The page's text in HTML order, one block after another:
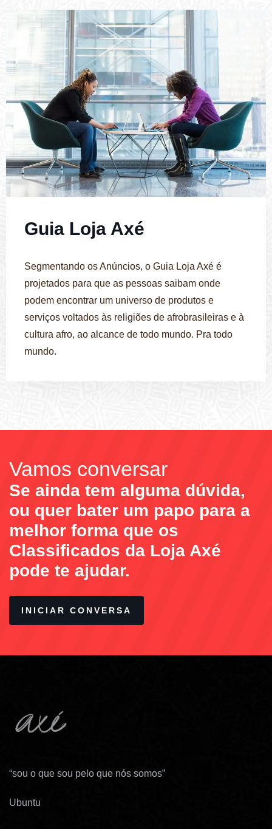
Guia Loja Axé
Segmentando os Anúncios, o Guia Loja Axé é
projetados para que as pessoas saibam onde
podem encontrar um universo de produtos e
serviços voltados às religiões de afrobrasileiras e à
cultura afro, ao alcance de todo mundo. Pra todo
mundo.
Vamos conversar
Se ainda tem alguma dúvida,
ou quer bater um papo para a
melhor forma que os
Classificados da Loja Axé
pode te ajudar.
INICIAR CONVERSA
“sou o que sou pelo que nós somos”
Ubuntu